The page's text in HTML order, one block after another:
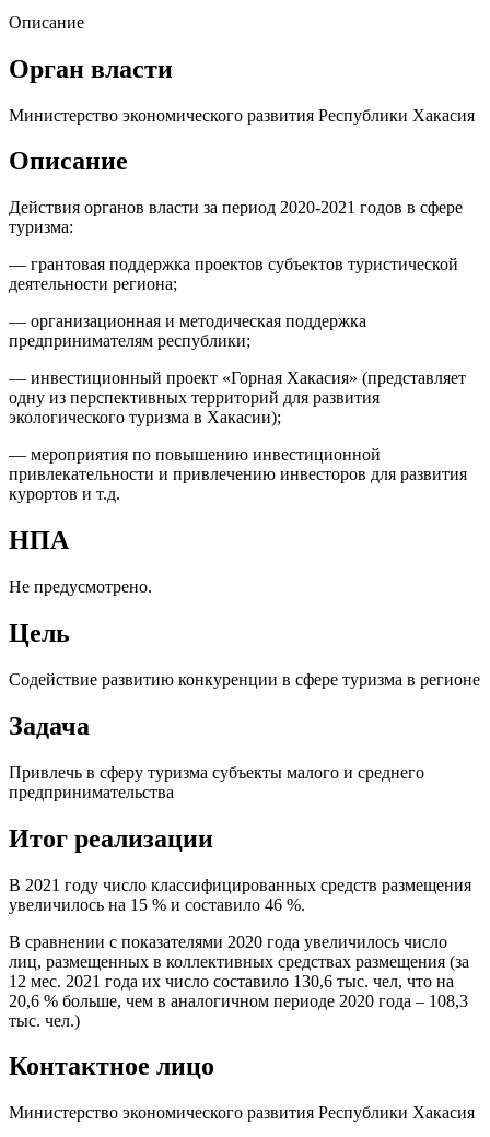
Описание
Орган власти
Министерство экономического развития Республики Хакасия
Описание
Действия органов власти за период 2020-2021 годов в сфере
туризма:
— грантовая поддержка проектов субъектов туристической
деятельности региона;
— организационная и методическая поддержка
предпринимателям республики;
— инвестиционный проект «Горная Хакасия» (представляет
одну из перспективных территорий для развития
экологического туризма в Хакасии);
— мероприятия по повышению инвестиционной
привлекательности и привлечению инвесторов для развития
курортов и т.д.
НПА
Не предусмотрено.
Цель
Содействие развитию конкуренции в сфере туризма в регионе
Задача
Привлечь в сферу туризма субъекты малого и среднего
предпринимательства
Итог реализации
В 2021 году число классифицированных средств размещения
увеличилось на 15 % и составило 46 %.
В сравнении с показателями 2020 года увеличилось число
лиц, размещенных в коллективных средствах размещения (за
12 мес. 2021 года их число составило 130,6 тыс. чел, что на
20,6 % больше, чем в аналогичном периоде 2020 года – 108,3
тыс. чел.)
Контактное лицо
Министерство экономического развития Республики Хакасия